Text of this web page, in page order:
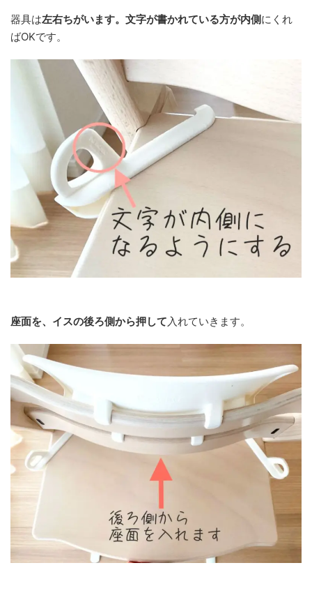
器具は左右ちがいます。文字が書かれている方が内側にくれ
ばOKです。
座面を、イスの後ろ側から押して入れていきます。